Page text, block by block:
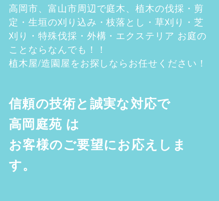
高岡市、富山市周辺で庭木、植木の伐採・剪
定・生垣の刈り込み・枝落とし・草刈り・芝
刈り・特殊伐採・外構・エクステリア お庭の
ことならなんでも！！
植木屋/造園屋をお探しならお任せください！
信頼の技術と誠実な対応で
高岡庭苑 は
お客様のご要望にお応えしま
す。